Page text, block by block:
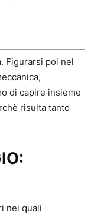
Figurarsi poi nel
di capire insieme
risulta tanto
nei quali